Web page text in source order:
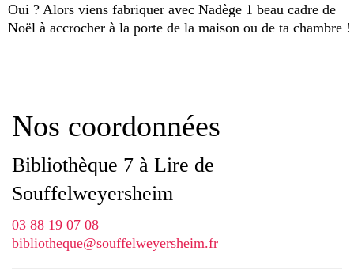
Oui ? Alors viens fabriquer avec Nadège 1 beau cadre de
Noël à accrocher à la porte de la maison ou de ta chambre
Nos coordonnées
Bibliothèque 7 à Lire de
Souffelweyersheim
03 88 19 07 08
bibliotheque@souffelweyersheim.fr